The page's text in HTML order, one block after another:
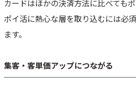
カードはほかの決済方法に比べても
ポイ活に熱心な層を取り込むには必
ます。
集客・客単価アップにつながる